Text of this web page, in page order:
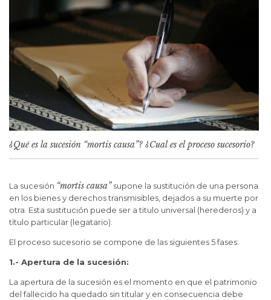
¿Qué es la sucesión “mortis causa”? ¿Cual es el proceso sucesorio?
La sucesión “mortis causa”supone la sustitución de una persona
en los bienes y derechos transmisibles, dejados a su muerte por
otra. Esta sustitución puede ser a titulo universal (herederos) y a
título particular (legatario).
El proceso sucesorio se compone de las siguientes 5 fases:
1.- Apertura de la sucesión:
La apertura de la sucesión es el momento en que el patrimonio
del fallecido ha quedado sin titular y en consecuencia debe